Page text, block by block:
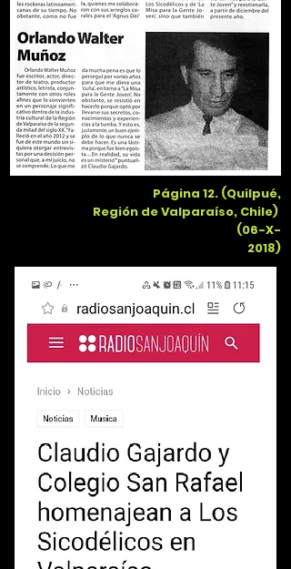
Página 12. (Quilpué,
Región de Valparaíso, Chile)
(06-X-
2018)